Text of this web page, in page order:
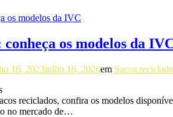
conheça os modelos da
16, 2023julho 16, 2026em Sacos
reciclados, confira os modelos
no mercado de…